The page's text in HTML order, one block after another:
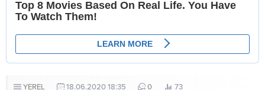
YEREL 18.06.2020 18:35 0 73